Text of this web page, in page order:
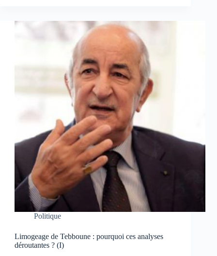
Politique
Limogeage de Tebboune : pourquoi ces analyses
déroutantes ? (I)